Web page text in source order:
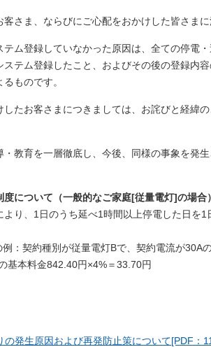
客さま、ならびにご心配をおかけした皆さまに
テム登録していなかった原因は、全ての停電
ステム登録したこと、およびその後の登録内
ものです。
したお客さまにつきましては、お詫びと経緯
・教育を一層徹底し、今後、同様の事象を発
度について（一般的なご家庭[従量電灯]の場合）
より、1日のうち延べ1時間以上停電した日を
：契約種別が従量電灯Bで、契約電流が30A
基本料金842.40円×4%＝33.70円
の発生原因および再発防止策について[PDF：